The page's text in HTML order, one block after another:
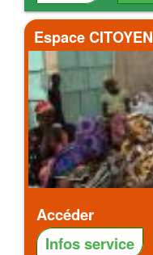
Espace CITOYEN
Accéder
Infos service